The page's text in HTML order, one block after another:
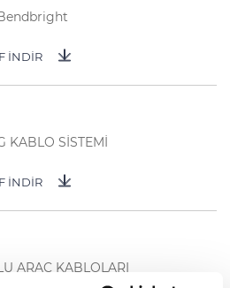
İNDİR
KABLO SİSTEMİ
İNDİR
ARAÇ KABLOLARI